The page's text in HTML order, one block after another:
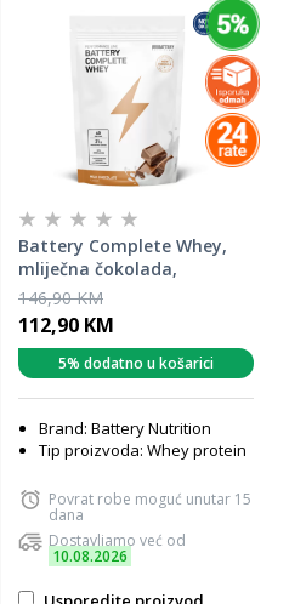
Battery Complete Whey,
mliječna čokolada,
proteini, 1800g
146,90 KM
112,90 KM
5% dodatno u košarici
Brand: Battery Nutrition
Tip proizvoda: Whey protein
Povrat robe moguć unutar 15
dana
Dostavljamo već od
10.08.2026